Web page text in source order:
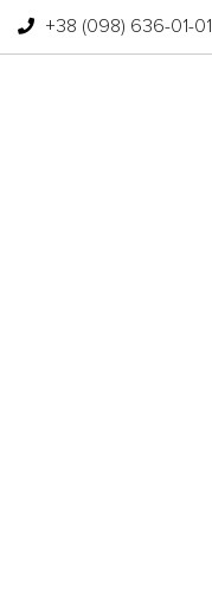
+38 (098) 636-01-01